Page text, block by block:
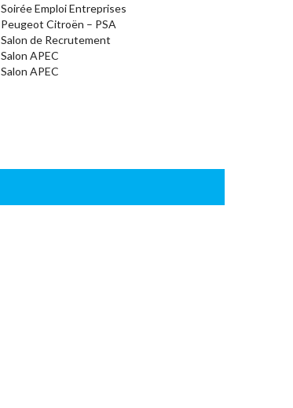
Soirée Emploi Entreprises
Peugeot Citroën – PSA
Salon de Recrutement
Salon APEC
Salon APEC